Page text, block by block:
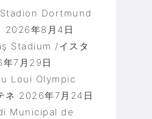
Dortmund
2026年8月4日
Stadium /イスタ
7月29日
Loui Olympic
ネ 2026年7月24日
Municipal de